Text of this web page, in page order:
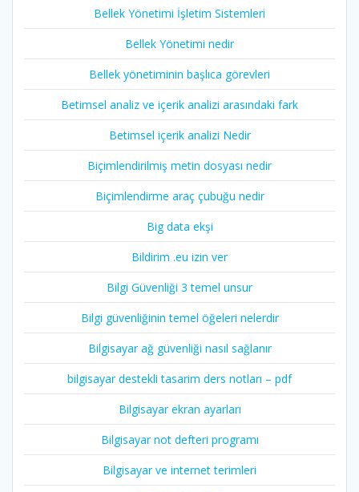
Bellek Yönetimi İşletim Sistemleri
Bellek Yönetimi nedir
Bellek yönetiminin başlıca görevleri
Betimsel analiz ve içerik analizi arasındaki fark
Betimsel içerik analizi Nedir
Biçimlendirilmiş metin dosyası nedir
Biçimlendirme araç çubuğu nedir
Big data ekşi
Bildirim .eu izin ver
Bilgi Güvenliği 3 temel unsur
Bilgi güvenliğinin temel öğeleri nelerdir
Bilgisayar ağ güvenliği nasıl sağlanır
bilgisayar destekli tasarim ders notları – pdf
Bilgisayar ekran ayarları
Bilgisayar not defteri programı
Bilgisayar ve internet terimleri